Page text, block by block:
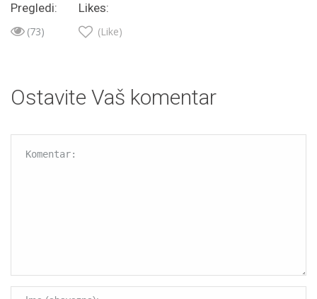
Pregledi:
(73)
Likes:
(Like)
Ostavite Vaš komentar